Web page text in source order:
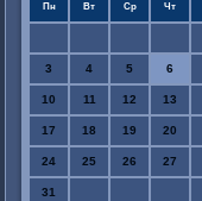
Пн Вт Ср Чт
3 4 5 6
10 11 12 13
17 18 19 20
24 25 26 27
31